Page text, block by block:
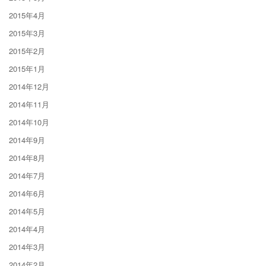
2015年4月
2015年3月
2015年2月
2015年1月
2014年12月
2014年11月
2014年10月
2014年9月
2014年8月
2014年7月
2014年6月
2014年5月
2014年4月
2014年3月